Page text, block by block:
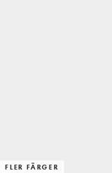
FLER FÄRGER